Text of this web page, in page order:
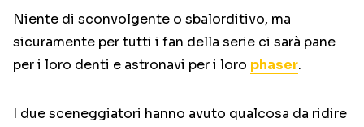
Niente di sconvolgente o sbalorditivo, ma
sicuramente per tutti i fan della serie ci sarà pane
per i loro denti e astronavi per i loro phaser.
I due sceneggiatori hanno avuto qualcosa da ridire